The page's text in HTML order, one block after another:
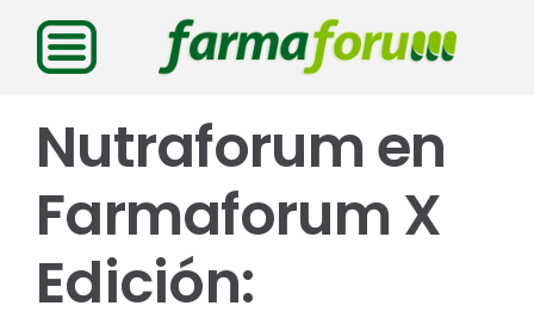
Saltar
contenido
Nutraforum en
Farmaforum X
Edición: